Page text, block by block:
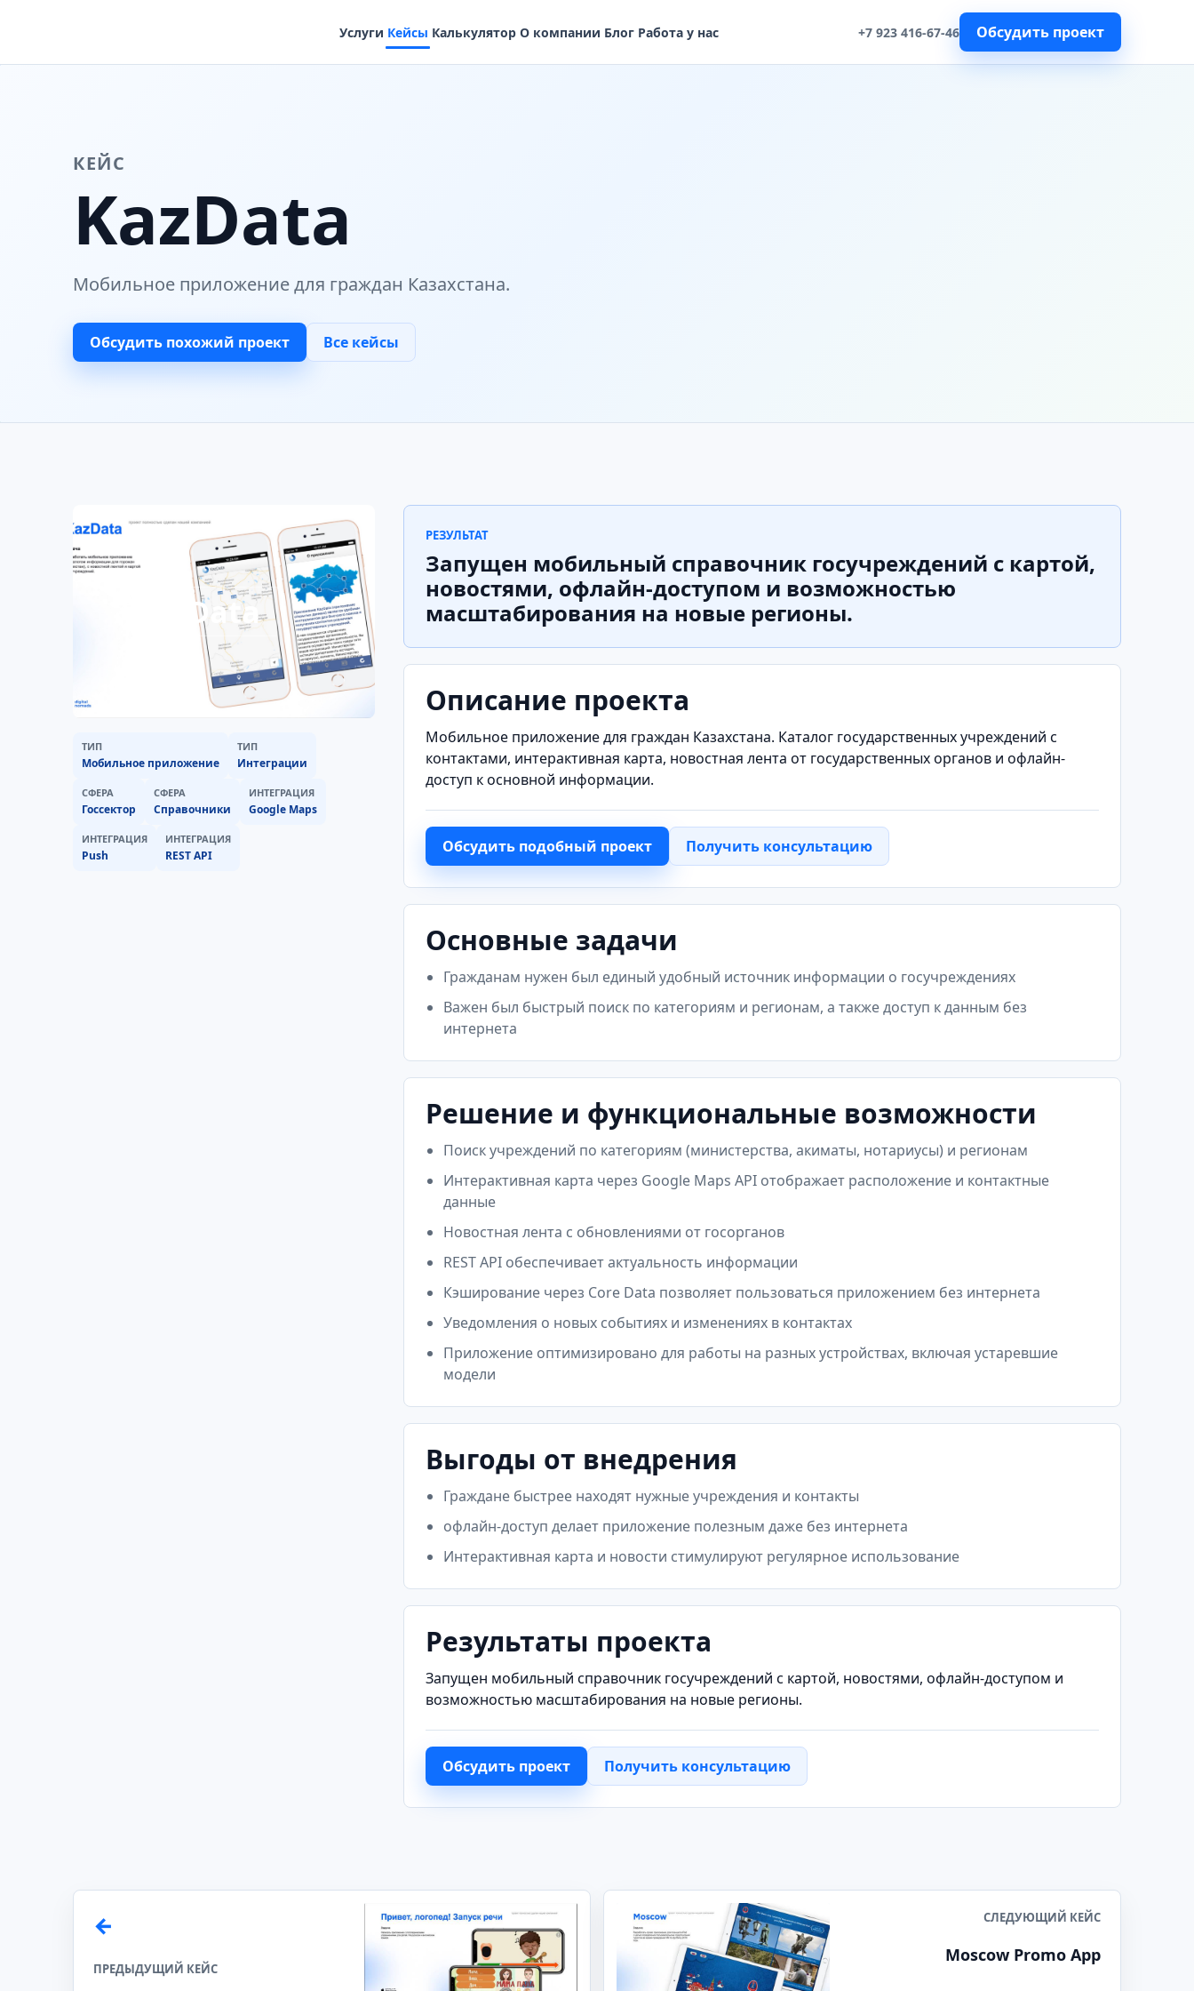
Услуги Кейсы Калькулятор О компании Блог Работа у нас +7 923 416-67-46 Обсудить проект
КЕЙС
KazData
Мобильное приложение для граждан Казахстана.
Обсудить похожий проект Все кейсы
Data
ТИП
Мобильное приложение
ТИП
Интеграции
СФЕРА
Госсектор
СФЕРА
Справочники
ИНТЕГРАЦИЯ
Google Maps
ИНТЕГРАЦИЯ
Push
ИНТЕГРАЦИЯ
REST API
РЕЗУЛЬТАТ
Запущен мобильный справочник госучреждений с картой,
новостями, офлайн-доступом и возможностью
масштабирования на новые регионы.
Описание проекта
Мобильное приложение для граждан Казахстана. Каталог государственных учреждений с
контактами, интерактивная карта, новостная лента от государственных органов и офлайн-
доступ к основной информации.
Обсудить подобный проект Получить консультацию
Основные задачи
Гражданам нужен был единый удобный источник информации о госучреждениях
Важен был быстрый поиск по категориям и регионам, а также доступ к данным без
интернета
Решение и функциональные возможности
Поиск учреждений по категориям (министерства, акиматы, нотариусы) и регионам
Интерактивная карта через Google Maps API отображает расположение и контактные
данные
Новостная лента с обновлениями от госорганов
REST API обеспечивает актуальность информации
Кэширование через Core Data позволяет пользоваться приложением без интернета
Уведомления о новых событиях и изменениях в контактах
Приложение оптимизировано для работы на разных устройствах, включая устаревшие
модели
Выгоды от внедрения
Граждане быстрее находят нужные учреждения и контакты
офлайн-доступ делает приложение полезным даже без интернета
Интерактивная карта и новости стимулируют регулярное использование
Результаты проекта
Запущен мобильный справочник госучреждений с картой, новостями, офлайн-доступом и
возможностью масштабирования на новые регионы.
Обсудить проект Получить консультацию
ПРЕДЫДУЩИЙ КЕЙС
СЛЕДУЮЩИЙ КЕЙС
Moscow Promo App